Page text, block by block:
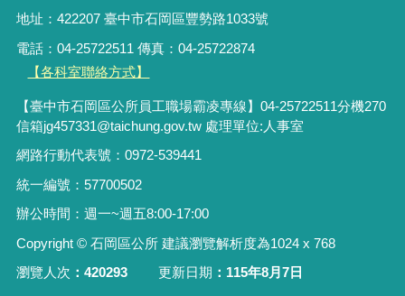
地址：422207 臺中市石岡區豐勢路1033號
電話：04-25722511 傳真：04-25722874
【各科室聯絡方式】
【臺中市石岡區公所員工職場霸凌專線】04-25722511分機270
信箱jg457331@taichung.gov.tw 處理單位:人事室
網路行動代表號：0972-539441
統一編號：57700502
辦公時間：週一~週五8:00-17:00
Copyright © 石岡區公所 建議瀏覽解析度為1024 x 768
瀏覽人次
420293 更新日期 115年8月7日